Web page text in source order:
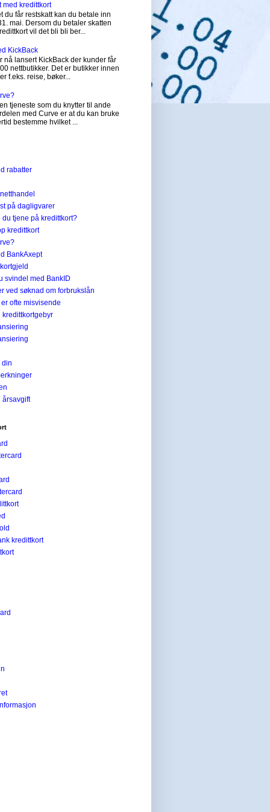
med kredittkort
du får restskatt kan du betale inn
mai. Dersom du betaler skatten
vil det bli bli ber...
KickBack
nå lansert KickBack der kunder får
nettbutikker. Det er butikker innen
f.eks. reise, bøker...
tjeneste som du knytter til ande
med Curve er at du kan bruke
bestemme hvilket ...
rabatter
på dagligvarer
du tjene på kredittkort?
kredittkort
BankAxept
svindel med BankID
ved søknad om forbrukslån
ofte misvisende
kredittkortgebyr
din
årsavgift
kredittkort